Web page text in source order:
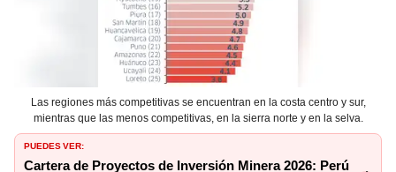
Las regiones más competitivas se encuentran en la costa centro y sur,
mientras que las menos competitivas, en la sierra norte y en la selva.
PUEDES VER:
Cartera de Proyectos de Inversión Minera 2026: Perú